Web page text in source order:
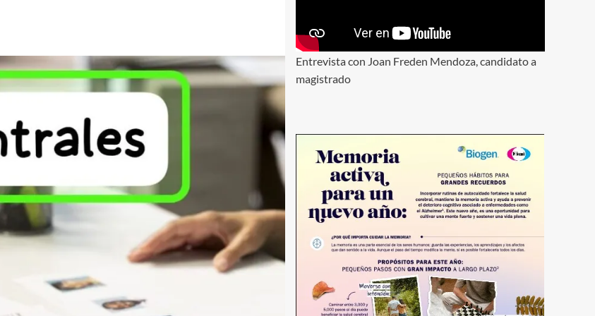
Entrevista con Joan Freden Mendoza, candidato a
magistrado